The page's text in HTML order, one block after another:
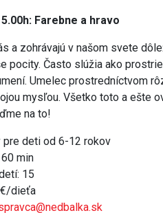
Farebne a hravo
a zohrávajú v našom svete
pocity. Často slúžia ako
Umelec prostredníctvom
mysľou. Všetko toto a ešte
na to!
pre deti od 6-12 rokov
min
15
€/dieťa